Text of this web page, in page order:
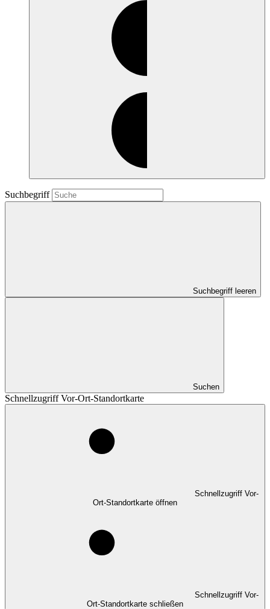
Suchbegriff
Suchbegriff leeren
Suchen
Schnellzugriff Vor-Ort-Standortkarte
Schnellzugriff Vor-
Ort-Standortkarte öffnen
Schnellzugriff Vor-
Ort-Standortkarte schließen